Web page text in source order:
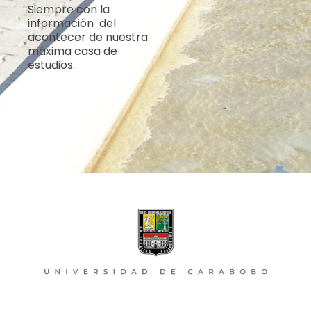
Siempre con la
información del
acontecer de nuestra
máxima casa de
estudios.